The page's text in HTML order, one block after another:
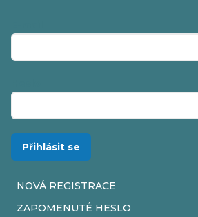
Přihlásit se
NOVÁ REGISTRACE
ZAPOMENUTÉ HESLO